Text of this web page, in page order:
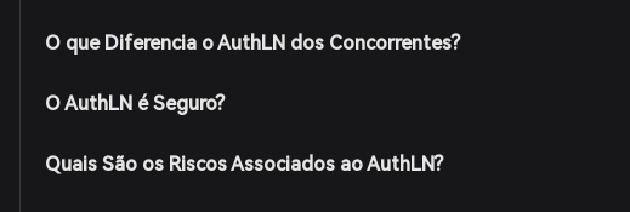
O que Diferencia o AuthLN dos Concorrentes?
O AuthLN é Seguro?
Quais São os Riscos Associados ao AuthLN?